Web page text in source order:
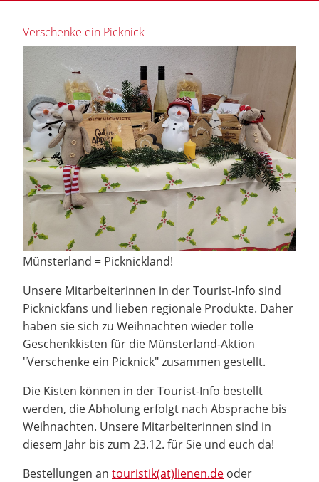
Verschenke ein Picknick
Münsterland = Picknickland!
Unsere Mitarbeiterinnen in der Tourist-Info sind
Picknickfans und lieben regionale Produkte. Daher
haben sie sich zu Weihnachten wieder tolle
Geschenkkisten für die Münsterland-Aktion
"Verschenke ein Picknick" zusammen gestellt.
Die Kisten können in der Tourist-Info bestellt
werden, die Abholung erfolgt nach Absprache bis
Weihnachten. Unsere Mitarbeiterinnen sind in
diesem Jahr bis zum 23.12. für Sie und euch da!
Bestellungen an touristik(at)lienen.de oder